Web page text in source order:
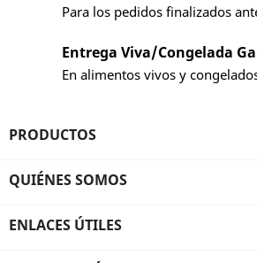
Para los pedidos finalizados
Entrega Viva/Congelada
En alimentos vivos y
PRODUCTOS
QUIÉNES SOMOS
ENLACES ÚTILES